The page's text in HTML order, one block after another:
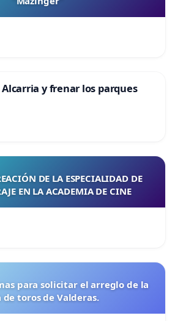
y frenar los parques
DE LA ESPECIALIDAD DE
EN LA ACADEMIA DE CINE
para solicitar el arreglo de la
de toros de Valderas.